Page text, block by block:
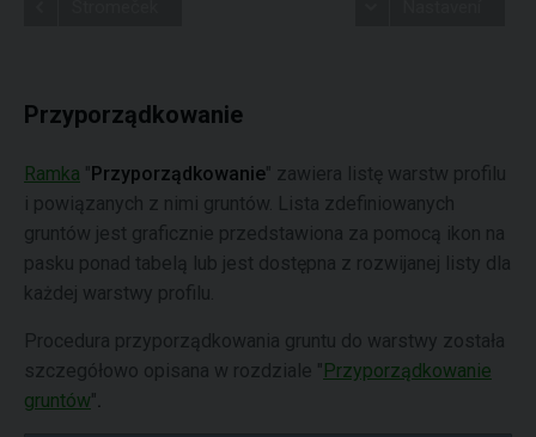
Przyporządkowanie
Ramka "Przyporządkowanie" zawiera listę warstw profilu
i powiązanych z nimi gruntów. Lista zdefiniowanych
gruntów jest graficznie przedstawiona za pomocą ikon na
pasku ponad tabelą lub jest dostępna z rozwijanej listy dla
każdej warstwy profilu.
Procedura przyporządkowania gruntu do warstwy została
szczegółowo opisana w rozdziale "Przyporządkowanie
gruntów".